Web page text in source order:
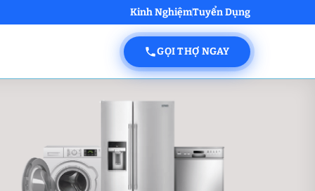
Kinh NghiệmTuyển Dụng
GỌI THỢ NGAY